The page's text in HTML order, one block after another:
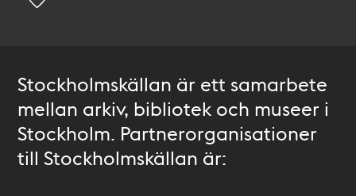
Stockholmskällan är ett samarbete
mellan arkiv, bibliotek och museer i
Stockholm. Partnerorganisationer
till Stockholmskällan är: